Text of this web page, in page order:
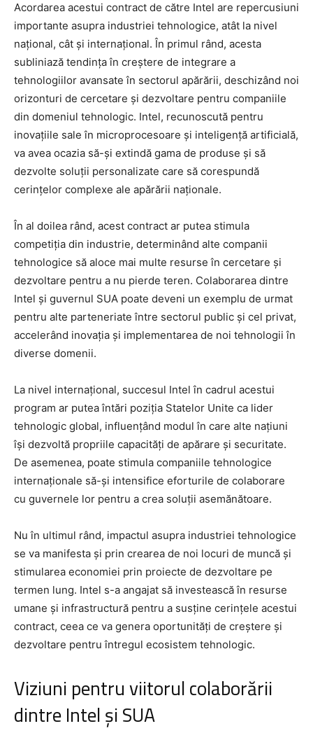
Acordarea acestui contract de către Intel are repercusiuni
importante asupra industriei tehnologice, atât la nivel
național, cât și internațional. În primul rând, acesta
subliniază tendința în creștere de integrare a
tehnologiilor avansate în sectorul apărării, deschizând noi
orizonturi de cercetare și dezvoltare pentru companiile
din domeniul tehnologic. Intel, recunoscută pentru
inovațiile sale în microprocesoare și inteligență artificială,
va avea ocazia să-și extindă gama de produse și să
dezvolte soluții personalizate care să corespundă
cerințelor complexe ale apărării naționale.
În al doilea rând, acest contract ar putea stimula
competiția din industrie, determinând alte companii
tehnologice să aloce mai multe resurse în cercetare și
dezvoltare pentru a nu pierde teren. Colaborarea dintre
Intel și guvernul SUA poate deveni un exemplu de urmat
pentru alte parteneriate între sectorul public și cel privat,
accelerând inovația și implementarea de noi tehnologii în
diverse domenii.
La nivel internațional, succesul Intel în cadrul acestui
program ar putea întări poziția Statelor Unite ca lider
tehnologic global, influențând modul în care alte națiuni
își dezvoltă propriile capacități de apărare și securitate.
De asemenea, poate stimula companiile tehnologice
internaționale să-și intensifice eforturile de colaborare
cu guvernele lor pentru a crea soluții asemănătoare.
Nu în ultimul rând, impactul asupra industriei tehnologice
se va manifesta și prin crearea de noi locuri de muncă și
stimularea economiei prin proiecte de dezvoltare pe
termen lung. Intel s-a angajat să investească în resurse
umane și infrastructură pentru a susține cerințele acestui
contract, ceea ce va genera oportunități de creștere și
dezvoltare pentru întregul ecosistem tehnologic.
Viziuni pentru viitorul colaborării
dintre Intel și SUA